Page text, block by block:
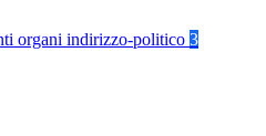
organi indirizzo-politico 3